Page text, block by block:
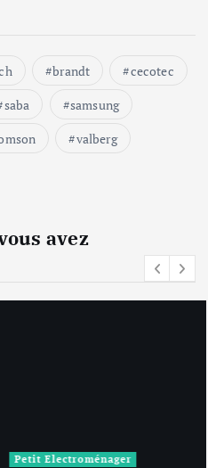
brandt
cecotec
saba
samsung
valberg
avez